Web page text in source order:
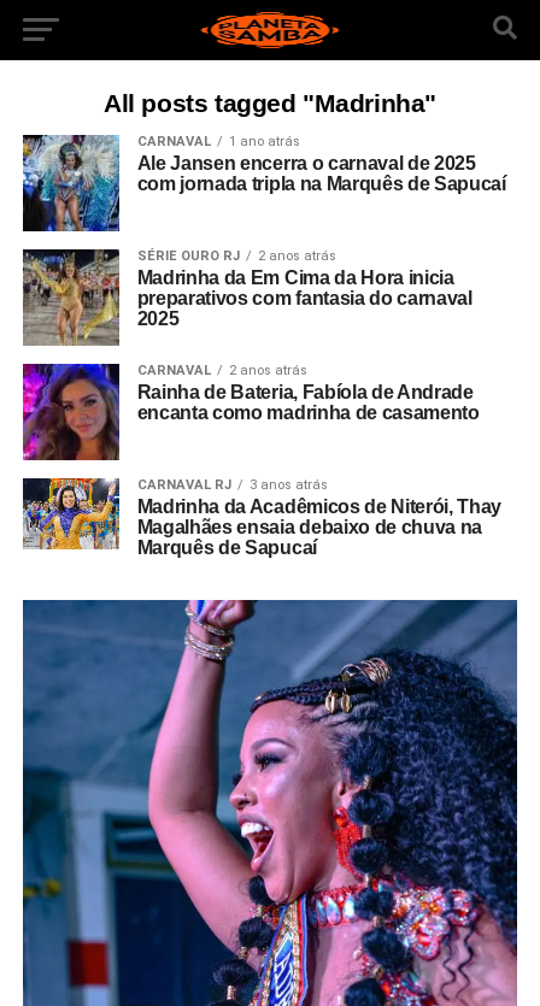
All posts tagged "Madrinha"
CARNAVAL 1 ano atrás
Ale Jansen encerra o carnaval de 2025
com jornada tripla na Marquês de Sapucaí
SÉRIE OURO RJ 2 anos atrás
Madrinha da Em Cima da Hora inicia
preparativos com fantasia do carnaval
2025
CARNAVAL 2 anos atrás
Rainha de Bateria, Fabíola de Andrade
encanta como madrinha de casamento
CARNAVAL RJ 3 anos atrás
Madrinha da Acadêmicos de Niterói, Thay
Magalhães ensaia debaixo de chuva na
Marquês de Sapucaí